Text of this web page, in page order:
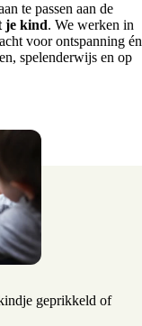
te passen aan de
je kind. We werken in
voor ontspanning én
spelenderwijs en op
geprikkeld of